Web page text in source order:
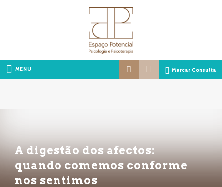
MENU Marcar Consulta
A digestão dos afectos:
quando comemos conforme
nos sentimos